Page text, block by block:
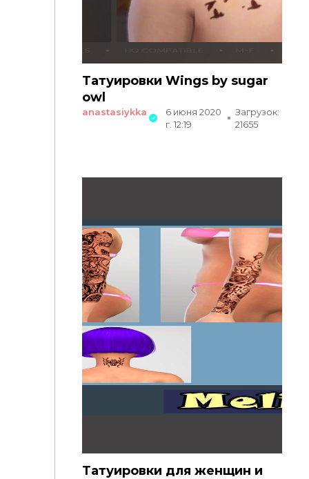
Татуировки Wings by sugar
owl
anastasiykka
6 июня 2020
г. 12:19
Загрузок:
21655
Татуировки для женщин и